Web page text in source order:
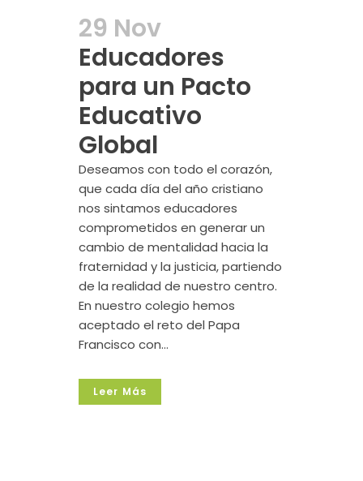
29 Nov
Educadores
para un Pacto
Educativo
Global
Deseamos con todo el corazón,
que cada día del año cristiano
nos sintamos educadores
comprometidos en generar un
cambio de mentalidad hacia la
fraternidad y la justicia, partiendo
de la realidad de nuestro centro.
En nuestro colegio hemos
aceptado el reto del Papa
Francisco con...
Leer Más